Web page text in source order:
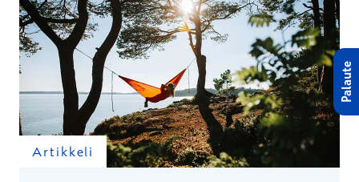
Artikkeli
Palaute